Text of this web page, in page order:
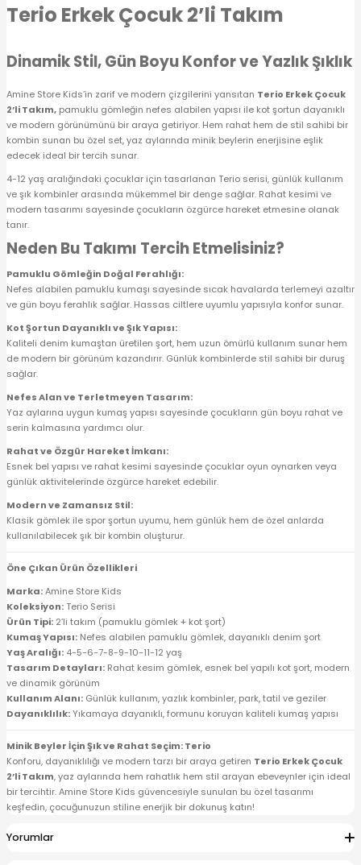
Terio Erkek Çocuk 2’li Takım
Dinamik Stil, Gün Boyu Konfor ve Yazlık Şıklık
Amine Store Kids’in zarif ve modern çizgilerini yansıtan Terio Erkek Çocuk
2’li Takım, pamuklu gömleğin nefes alabilen yapısı ile kot şortun dayanıklı
ve modern görünümünü bir araya getiriyor. Hem rahat hem de stil sahibi bir
kombin sunan bu özel set, yaz aylarında minik beylerin enerjisine eşlik
edecek ideal bir tercih sunar.
4-12 yaş aralığındaki çocuklar için tasarlanan Terio serisi, günlük kullanım
ve şık kombinler arasında mükemmel bir denge sağlar. Rahat kesimi ve
modern tasarımı sayesinde çocukların özgürce hareket etmesine olanak
tanır.
Neden Bu Takımı Tercih Etmelisiniz?
Pamuklu Gömleğin Doğal Ferahlığı:
Nefes alabilen pamuklu kumaşı sayesinde sıcak havalarda terlemeyi azaltır
ve gün boyu ferahlık sağlar. Hassas ciltlere uyumlu yapısıyla konfor sunar.
Kot Şortun Dayanıklı ve Şık Yapısı:
Kaliteli denim kumaştan üretilen şort, hem uzun ömürlü kullanım sunar hem
de modern bir görünüm kazandırır. Günlük kombinlerde stil sahibi bir duruş
sağlar.
Nefes Alan ve Terletmeyen Tasarım:
Yaz aylarına uygun kumaş yapısı sayesinde çocukların gün boyu rahat ve
serin kalmasına yardımcı olur.
Rahat ve Özgür Hareket İmkanı:
Esnek bel yapısı ve rahat kesimi sayesinde çocuklar oyun oynarken veya
günlük aktivitelerinde özgürce hareket edebilir.
Modern ve Zamansız Stil:
Klasik gömlek ile spor şortun uyumu, hem günlük hem de özel anlarda
kullanılabilecek şık bir kombin oluşturur.
Öne Çıkan Ürün Özellikleri
Marka:Amine Store Kids
Koleksiyon:Terio Serisi
Ürün Tipi: 2’li takım (pamuklu gömlek + kot şort)
Kumaş Yapısı: Nefes alabilen pamuklu gömlek, dayanıklı denim şort
Yaş Aralığı: 4-5-6-7-8-9-10-11-12 yaş
Tasarım Detayları: Rahat kesim gömlek, esnek bel yapılı kot şort, modern
ve dinamik görünüm
Kullanım Alanı: Günlük kullanım, yazlık kombinler, park, tatil ve geziler
Dayanıklılık:Yıkamaya dayanıklı, formunu koruyan kaliteli kumaş yapısı
Minik Beyler İçin Şık ve Rahat Seçim: Terio
Konforu, dayanıklılığı ve modern tarzı bir araya getiren Terio Erkek Çocuk
2’li Takım, yaz aylarında hem rahatlık hem stil arayan ebeveynler için ideal
bir tercihtir. Amine Store Kids güvencesiyle sunulan bu özel tasarımı
keşfedin, çocuğunuzun stiline enerjik bir dokunuş katın!
Yorumlar
Alt
ve Taç